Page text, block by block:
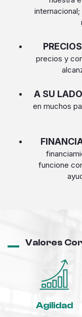
precios y
A SU
en muchos
funcione
Valores
Agilidad